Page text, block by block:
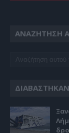
ΑΝΑΖΉΤΗΣΗ